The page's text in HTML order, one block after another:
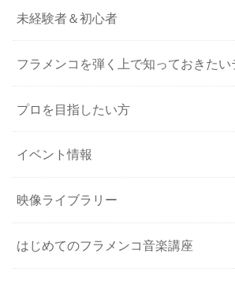
未経験者＆初心者
フラメンコを弾く上で知っておきた
プロを目指したい方
イベント情報
映像ライブラリー
はじめてのフラメンコ音楽講座